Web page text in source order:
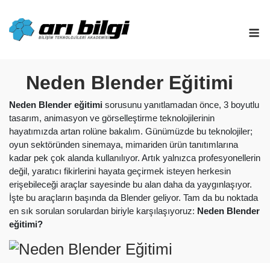
content
Neden Blender Eğitimi
Neden Blender eğitimi sorusunu yanıtlamadan önce, 3 boyutlu
tasarım, animasyon ve görselleştirme teknolojilerinin
hayatımızda artan rolüne bakalım. Günümüzde bu teknolojiler;
oyun sektöründen sinemaya, mimariden ürün tanıtımlarına
kadar pek çok alanda kullanılıyor. Artık yalnızca profesyonellerin
değil, yaratıcı fikirlerini hayata geçirmek isteyen herkesin
erişebileceği araçlar sayesinde bu alan daha da yaygınlaşıyor.
İşte bu araçların başında da Blender geliyor. Tam da bu noktada
en sık sorulan sorulardan biriyle karşılaşıyoruz: Neden Blender
eğitimi?